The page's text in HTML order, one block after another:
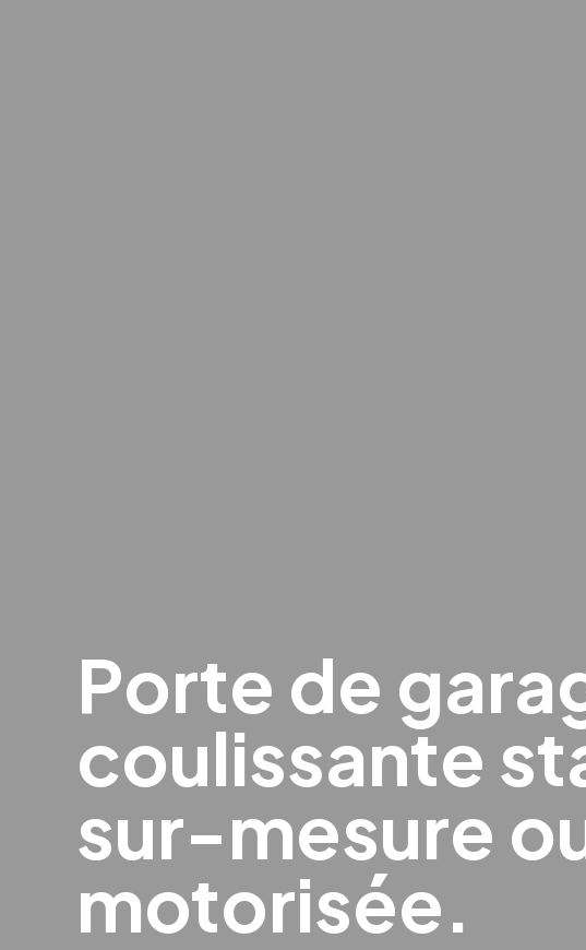
Porte de
coulissante
sur-mesure
motorisée.